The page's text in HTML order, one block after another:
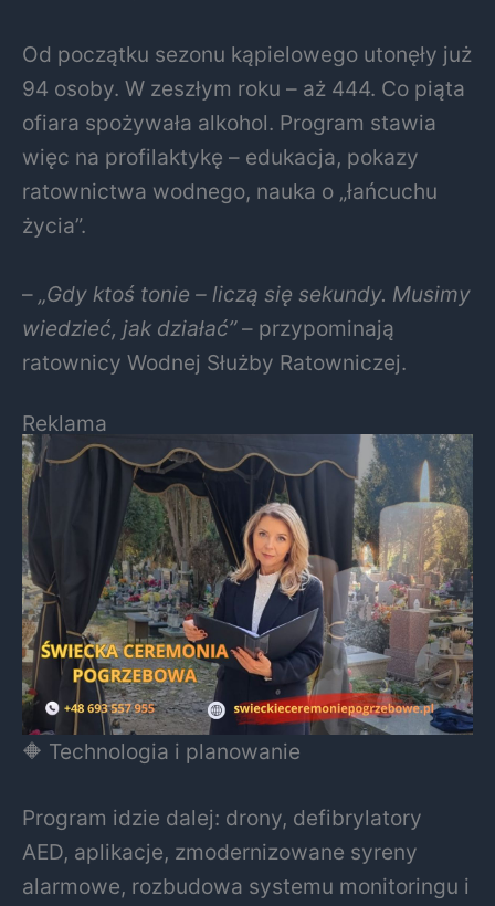
Od początku sezonu kąpielowego utonęły już
94 osoby. W zeszłym roku – aż 444. Co piąta
ofiara spożywała alkohol. Program stawia
więc na profilaktykę – edukacja, pokazy
ratownictwa wodnego, nauka o „łańcuchu
życia”.
– „Gdy ktoś tonie – liczą się sekundy. Musimy
wiedzieć, jak działać”– przypominają
ratownicy Wodnej Służby Ratowniczej.
Reklama
🔶 Technologia i planowanie
Program idzie dalej: drony, defibrylatory
AED, aplikacje, zmodernizowane syreny
alarmowe, rozbudowa systemu monitoringu i